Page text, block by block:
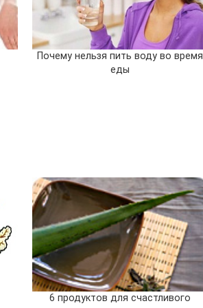
Почему нельзя пить воду во время
еды
6 продуктов для счастливого